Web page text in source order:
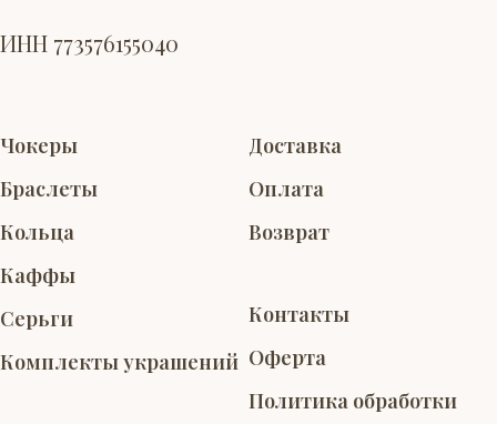
ИНН 773576155040
Чокеры
Браслеты
Кольца
Каффы
Серьги
Комплекты украшений
Доставка
Оплата
Возврат
Контакты
Оферта
Политика обработки